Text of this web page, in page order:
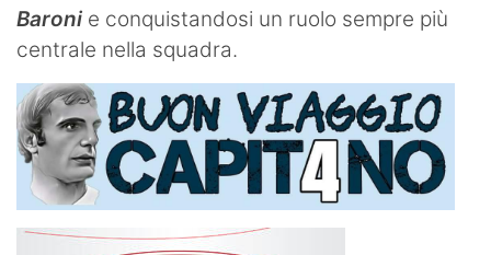
Baroni e conquistandosi un ruolo sempre più
centrale nella squadra.